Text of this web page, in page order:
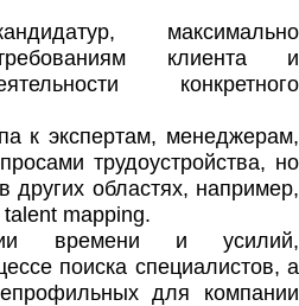
максимально
клиента и
конкретного
к экспертам, менеджерам,
трудоустройства, но
других областях, например,
mapping.
времени и усилий,
поиска специалистов, а
для компании